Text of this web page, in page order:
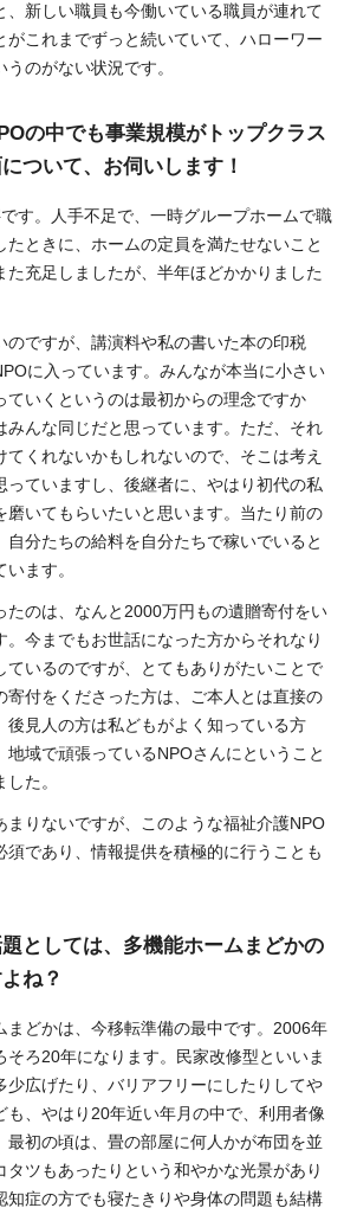
、新しい職員も今働いている職員が連れて
がこれまでずっと続いていて、ハローワー
のがない状況です。
の中でも事業規模がトップクラス
ついて、お伺いします！
す。人手不足で、一時グループホームで職
たときに、ホームの定員を満たせないこと
た充足しましたが、半年ほどかかりました
ですが、講演料や私の書いた本の印税
に入っています。みんなが本当に小さい
ていくというのは最初からの理念ですか
みんな同じだと思っています。ただ、それ
てくれないかもしれないので、そこは考え
っていますし、後継者に、やはり初代の私
磨いてもらいたいと思います。当たり前の
自分たちの給料を自分たちで稼いでいると
ます。
のは、なんと2000万円もの遺贈寄付をい
。今までもお世話になった方からそれなり
ているのですが、とてもありがたいことで
寄付をくださった方は、ご本人とは直接の
後見人の方は私どもがよく知っている方
地域で頑張っているNPOさんにということ
た。
りないですが、このような福祉介護NPO
須であり、情報提供を積極的に行うことも
としては、多機能ホームまどかの
ね？
どかは、今移転準備の最中です。2006年
そろ20年になります。民家改修型といいま
少広げたり、バリアフリーにしたりしてや
も、やはり20年近い年月の中で、利用者像
最初の頃は、畳の部屋に何人かが布団を並
タツもあったりという和やかな光景があり
知症の方でも寝たきりや身体の問題も結構